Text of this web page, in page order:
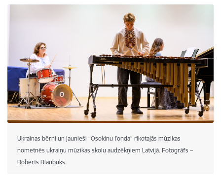
Ukrainas bērni un jaunieši “Osokinu fonda” rīkotajās mūzikas
nometnēs ukraiņu mūzikas skolu audzēkņiem Latvijā. Fotogrāfs –
Roberts Blaubuks.